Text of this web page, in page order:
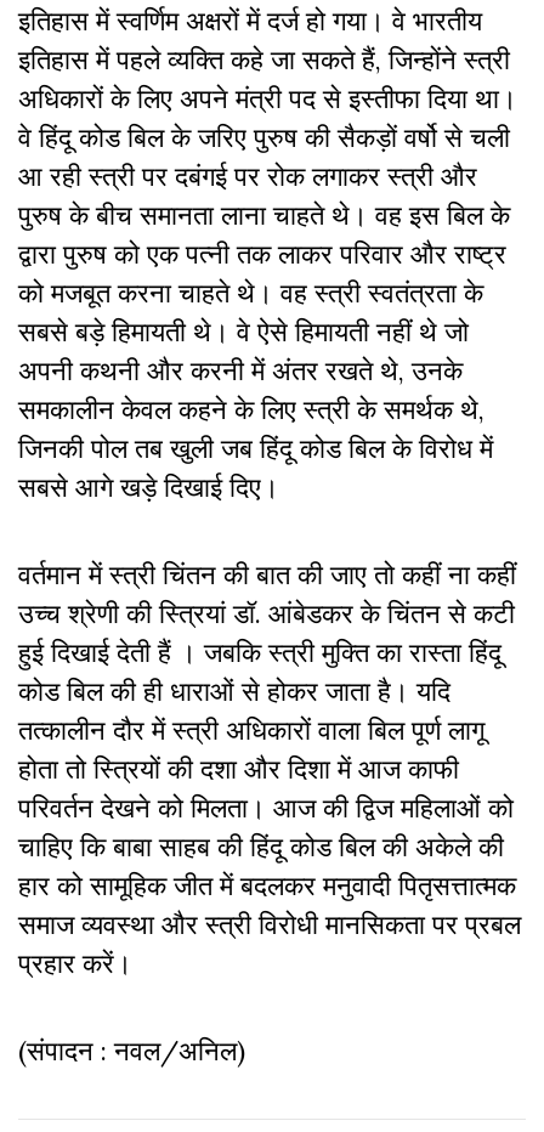
इतिहास में स्वर्णिम अक्षरों में दर्ज हो गया। वे भारतीय
इतिहास में पहले व्यक्ति कहे जा सकते हैं, जिन्होंने स्त्री
अधिकारों के लिए अपने मंत्री पद से इस्तीफा दिया था।
वे हिंदू कोड बिल के जरिए पुरुष की सैकड़ों वर्षो से चली
आ रही स्त्री पर दबंगई पर रोक लगाकर स्त्री और
पुरुष के बीच समानता लाना चाहते थे। वह इस बिल के
द्वारा पुरुष को एक पत्नी तक लाकर परिवार और राष्ट्र
को मजबूत करना चाहते थे। वह स्त्री स्वतंत्रता के
सबसे बड़े हिमायती थे। वे ऐसे हिमायती नहीं थे जो
अपनी कथनी और करनी में अंतर रखते थे, उनके
समकालीन केवल कहने के लिए स्त्री के समर्थक थे,
जिनकी पोल तब खुली जब हिंदू कोड बिल के विरोध में
सबसे आगे खड़े दिखाई दिए।
वर्तमान में स्त्री चिंतन की बात की जाए तो कहीं ना कहीं
उच्च श्रेणी की स्त्रियां डॉ. आंबेडकर के चिंतन से कटी
हुई दिखाई देती हैं । जबकि स्त्री मुक्ति का रास्ता हिंदू
कोड बिल की ही धाराओं से होकर जाता है। यदि
तत्कालीन दौर में स्त्री अधिकारों वाला बिल पूर्ण लागू
होता तो स्त्रियों की दशा और दिशा में आज काफी
परिवर्तन देखने को मिलता। आज की द्विज महिलाओं को
चाहिए कि बाबा साहब की हिंदू कोड बिल की अकेले की
हार को सामूहिक जीत में बदलकर मनुवादी पितृसत्तात्मक
समाज व्यवस्था और स्त्री विरोधी मानसिकता पर प्रबल
प्रहार करें।
(संपादन : नवल/अनिल)